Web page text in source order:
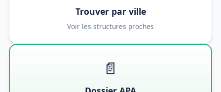
Trouver par ville
Voir les structures proches
📄